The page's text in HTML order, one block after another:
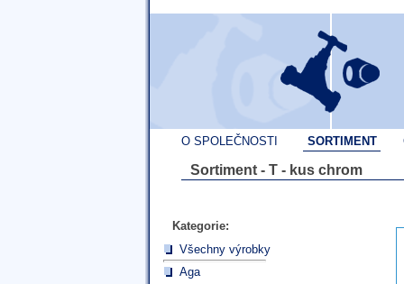
O SPOLEČNOSTI SORTIMENT
Sortiment - T - kus chrom
Kategorie:
Všechny výrobky
Aga